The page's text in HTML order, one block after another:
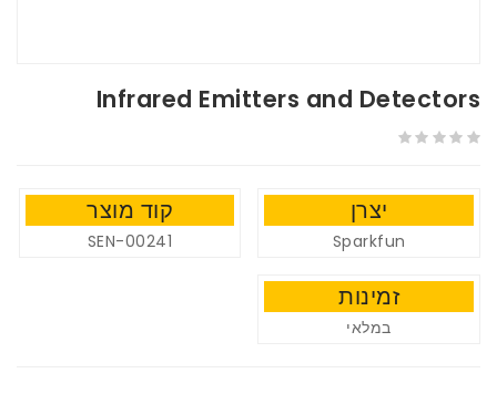
Infrared Emitters and Detectors
יצרן
Sparkfun
קוד מוצר
SEN-00241
זמינות
במלאי